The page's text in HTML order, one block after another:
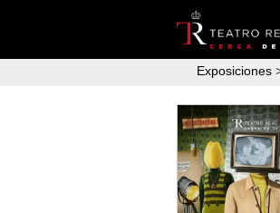
Exposiciones